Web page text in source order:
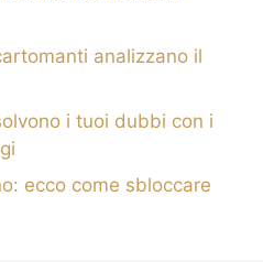
analizzano il
i tuoi dubbi con i
ecco come sbloccare